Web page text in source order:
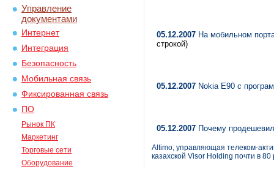
Управление
документами
Интернет
Интеграция
Безопасность
Мобильная связь
Фиксированная связь
ПО
Рынок ПК
Маркетинг
Торговые сети
Оборудование
05.12.2007 На мобильном
строкой)
05.12.2007 Nokia E90 с
05.12.2007 Почему
Altimo, управляющая телеком-
казахской Visor Holding почти в